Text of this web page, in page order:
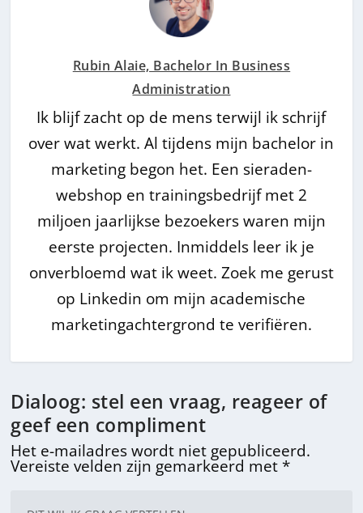
Rubin Alaie, Bachelor In Business
Administration
Ik blijf zacht op de mens terwijl ik schrijf
over wat werkt. Al tijdens mijn bachelor in
marketing begon het. Een sieraden-
webshop en trainingsbedrijf met 2
miljoen jaarlijkse bezoekers waren mijn
eerste projecten. Inmiddels leer ik je
onverbloemd wat ik weet. Zoek me gerust
op Linkedin om mijn academische
marketingachtergrond te verifiëren.
Dialoog: stel een vraag, reageer of
geef een compliment
Het e-mailadres wordt niet gepubliceerd.
Vereiste velden zijn gemarkeerd met *